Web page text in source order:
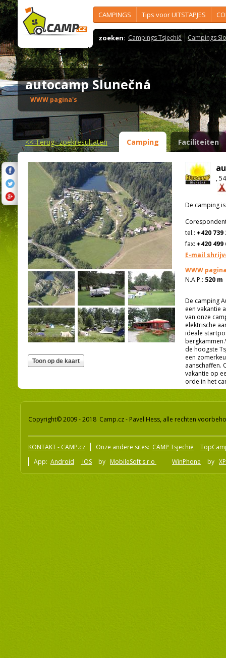
CAMPINGS Tips voor UITSTAPJES
zoeken: Campings Tsjechië Campings
autocamp Slunečná
WWW pagina's
<<Terug- zoekresultaten Camping Faciliteiten
,
De camping
tel.: +420 739
fax: +420 499
E-mail
WWW
N.A.P.: 520 m
De camping
een vakantie
van onze
elektrische
ideale
de hoogste
een
aanschaffen.
vakantie op
orde in het
Copyright© 2009 - 2018 Camp.cz - Pavel Hess, alle rechten
KONTAKT - CAMP.cz Onze andere sites: CAMP Tsjechië
App: Android iOS by MobileSoft s.r.o WinPhone by